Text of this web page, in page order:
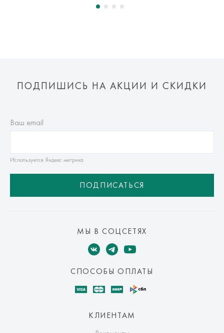
Оплата осуществляется онлайн банковскими картами Visa,
ПОДПИШИСЬ НА АКЦИИ И СКИДКИ
Ваш email
Используется Яндекс метрика
ПОДПИСАТЬСЯ
МЫ В СОЦСЕТЯХ
СПОСОБЫ ОПЛАТЫ
КЛИЕНТАМ